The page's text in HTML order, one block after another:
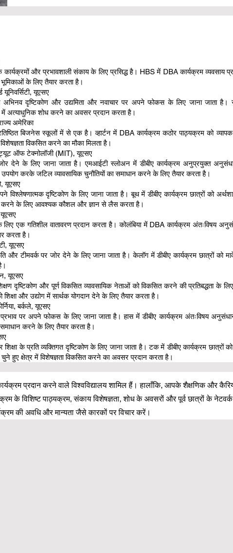
और प्रभावशाली संकाय के लिए प्रसिद्ध है। HBS में DBA कार्यक्रम व्यवसाय
भूमिकाओं के लिए तैयार करता है।
यूएसए
अभिनव दृष्टिकोण और उद्यमिता और नवाचार पर अपने फोकस के लिए जाना जाता है।
में अत्याधुनिक शोध करने का अवसर प्रदान करता है।
अमेरिका
बिजनेस स्कूलों में से एक है। व्हार्टन में DBA कार्यक्रम कठोर पाठ्यक्रम को
विकसित करने का मौका मिलता है।
ऑफ टेक्नोलॉजी (MIT), यूएसए
जोर देने के लिए जाना जाता है। एमआईटी स्लोअन में डीबीए कार्यक्रम अनुप्रयुक्त
करके जटिल व्यावसायिक चुनौतियों का समाधान करने के लिए तैयार करता है।
यूएसए
दृष्टिकोण के लिए जाना जाता है। बूथ में डीबीए कार्यक्रम छात्रों को
करने के लिए आवश्यक कौशल और ज्ञान से लैस करता है।
यूएसए
एक गतिशील वातावरण प्रदान करता है। कोलंबिया में DBA कार्यक्रम अंतःविषय
करता है।
यूएसए
टीमवर्क पर जोर देने के लिए जाना जाता है। केलॉग में डीबीए कार्यक्रम छात्रों को
यूएसए
दृष्टिकोण और पूर्ण विकसित व्यावसायिक नेताओं को विकसित करने की प्रतिबद्धता के लिए
और उद्योग में सार्थक योगदान देने के लिए तैयार करता है।
बर्कले, यूएसए
पर अपने फोकस के लिए जाना जाता है। हास में डीबीए कार्यक्रम अंतःविषय
समाधान करने के लिए तैयार करता है।
के प्रति व्यक्तिगत दृष्टिकोण के लिए जाना जाता है। टक में डीबीए कार्यक्रम छात्रों
क्षेत्र में विशेषज्ञता विकसित करने का अवसर प्रदान करता है।
प्रदान करने वाले विश्वविद्यालय शामिल हैं। हालाँकि, आपके शैक्षणिक और
के विशिष्ट पाठ्यक्रम, संकाय विशेषज्ञता, शोध के अवसरों और पूर्व छात्रों के
की अवधि और मान्यता जैसे कारकों पर विचार करें।